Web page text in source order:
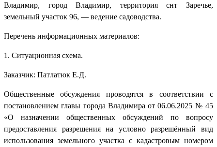
Владимир, город Владимир, территория снт Заречье,
земельный участок 96, — ведение садоводства.
Перечень информационных материалов:
1. Ситуационная схема.
Заказчик: Патлатюк Е.Д.
Общественные обсуждения проводятся в соответствии с
постановлением главы города Владимира от 06.06.2025 № 45
«О назначении общественных обсуждений по вопросу
предоставления разрешения на условно разрешённый вид
использования земельного участка с кадастровым номером